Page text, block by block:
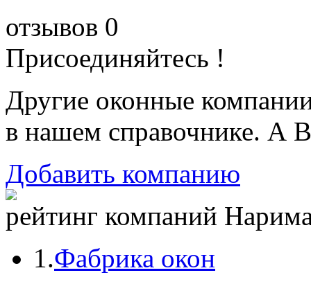
отзывов 0
Присоединяйтесь !
Другие оконные
в нашем справочнике. А
Добавить компанию
рейтинг компаний
1.Фабрика окон